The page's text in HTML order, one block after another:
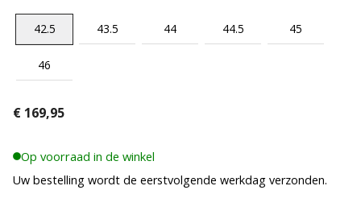
42.5 43.5 44 44.5 45
46
€ 169,95
Op voorraad in de winkel
Uw bestelling wordt de eerstvolgende werkdag verzonden.